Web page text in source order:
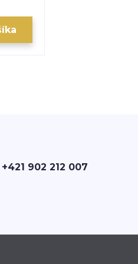
902 212 007